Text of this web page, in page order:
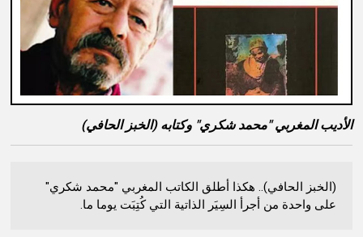
الأديب المغربي "محمد شكري" وكتابه (الخبز الحافي)
(الخبز الحافي).. هكذا أطلق الكاتب المغربي "محمد شكري"
على واحدة من أجرأ السِيَر الذاتية التي كُتِبَت يوما ما.